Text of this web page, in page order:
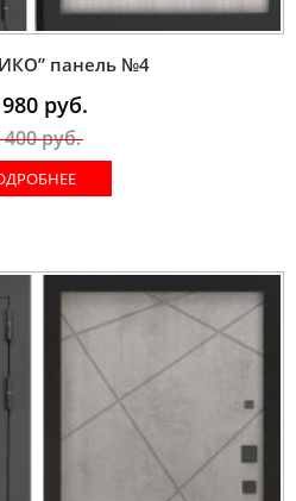
панель №4
руб.
400руб.